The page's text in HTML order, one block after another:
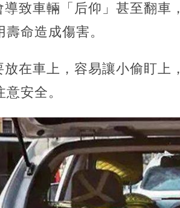
導致車輛「后仰」甚至翻車
命造成傷害。
放在車上，容易讓小偷盯上
安全。